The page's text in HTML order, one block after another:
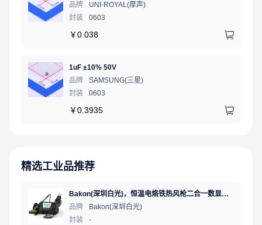
品牌
UNI-ROYAL(厚声)
封装
0603
￥0.038
1uF ±10% 50V
品牌
SAMSUNG(三星)
封装
0603
￥0.3935
精选工业品推荐
Bakon(深圳白光)，恒温电烙铁热风枪二合一数显可调温大功率无铅拆焊台，BK881（新老款交替发货）
品牌
Bakon(深圳白光)
封装
-